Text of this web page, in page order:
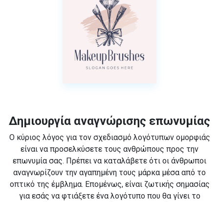
Δημιουργία αναγνώρισης επωνυμίας
Ο κύριος λόγος για τον σχεδιασμό λογότυπων ομορφιάς
είναι να προσελκύσετε τους ανθρώπους προς την
επωνυμία σας. Πρέπει να καταλάβετε ότι οι άνθρωποι
αναγνωρίζουν την αγαπημένη τους μάρκα μέσα από το
οπτικό της έμβλημα. Επομένως, είναι ζωτικής σημασίας
για εσάς να φτιάξετε ένα λογότυπο που θα γίνει το